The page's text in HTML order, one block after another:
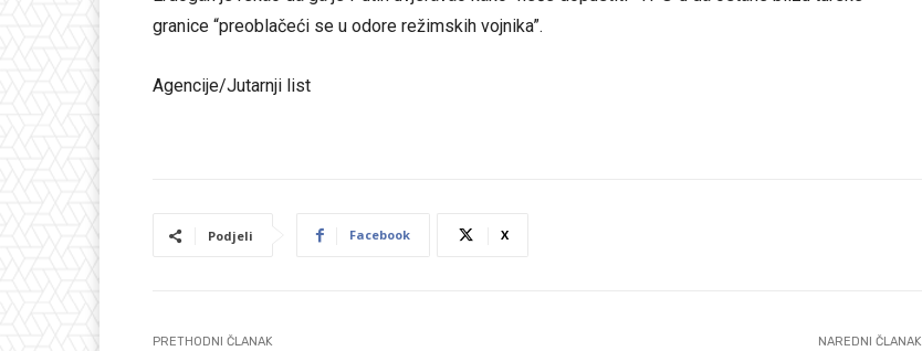
granice “preoblačeći se u odore režimskih vojnika”.
Agencije/Jutarnji list
Podjeli Facebook X
PRETHODNI ČLANAK NAREDNI ČLANAK